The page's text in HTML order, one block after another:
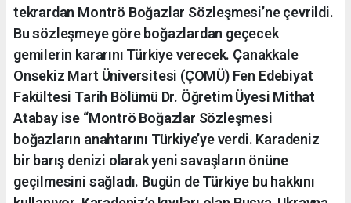
tekrardan Montrö Boğazlar Sözleşmesi’ne çevrildi.
Bu sözleşmeye göre boğazlardan geçecek
gemilerin kararını Türkiye verecek. Çanakkale
Onsekiz Mart Üniversitesi (ÇOMÜ) Fen Edebiyat
Fakültesi Tarih Bölümü Dr. Öğretim Üyesi Mithat
Atabay ise “Montrö Boğazlar Sözleşmesi
boğazların anahtarını Türkiye’ye verdi. Karadeniz
bir barış denizi olarak yeni savaşların önüne
geçilmesini sağladı. Bugün de Türkiye bu hakkını